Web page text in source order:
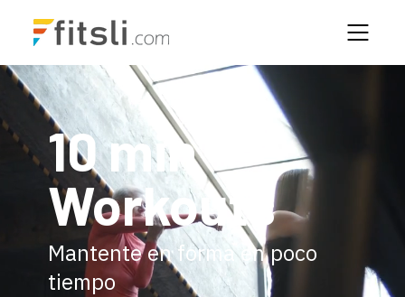
10 min
Workouts
Mantente en forma en poco
tiempo